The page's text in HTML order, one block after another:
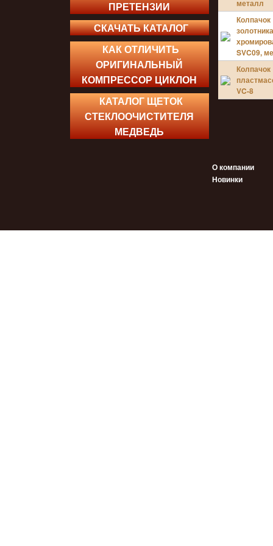
ПРЕТЕНЗИИ
СКАЧАТЬ КАТАЛОГ
КАК ОТЛИЧИТЬ
ОРИГИНАЛЬНЫЙ
КОМПРЕССОР ЦИКЛОН
КАТАЛОГ ЩЕТОК
СТЕКЛООЧИСТИТЕЛЯ
МЕДВЕДЬ
http://
http://
металл
Колпачок
SVC09,
Колпачок
VC-8
О компании
Новинки